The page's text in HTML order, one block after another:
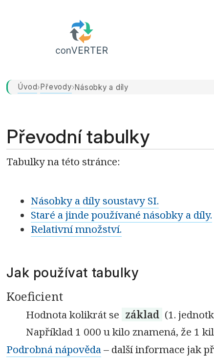
Úvod›Převody›Násobky a díly
Převodní tabulky
Tabulky na této stránce:
Násobky a díly soustavy SI.
Staré a jinde používané násobky a díly.
Relativní množství.
Jak používat tabulky
Koeficient
Hodnota kolikrát se základ (1.
Například 1 000 u kilo znamená, že 1
Podrobná nápověda – další informace jak